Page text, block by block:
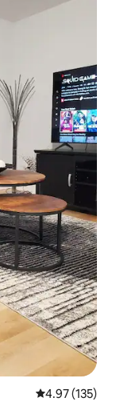
平均评分 4.97
4.97 (135)